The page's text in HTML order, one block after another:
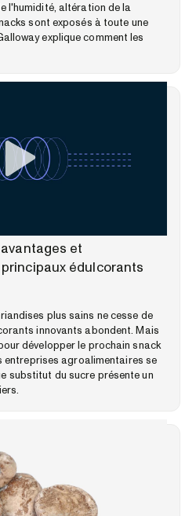
l'humidité, altération de la
sont exposés à toute une
explique comment les
et
édulcorants
plus sains ne cesse de
innovants abondent. Mais
développer le prochain snack
entreprises agroalimentaires se
substitut du sucre présente un